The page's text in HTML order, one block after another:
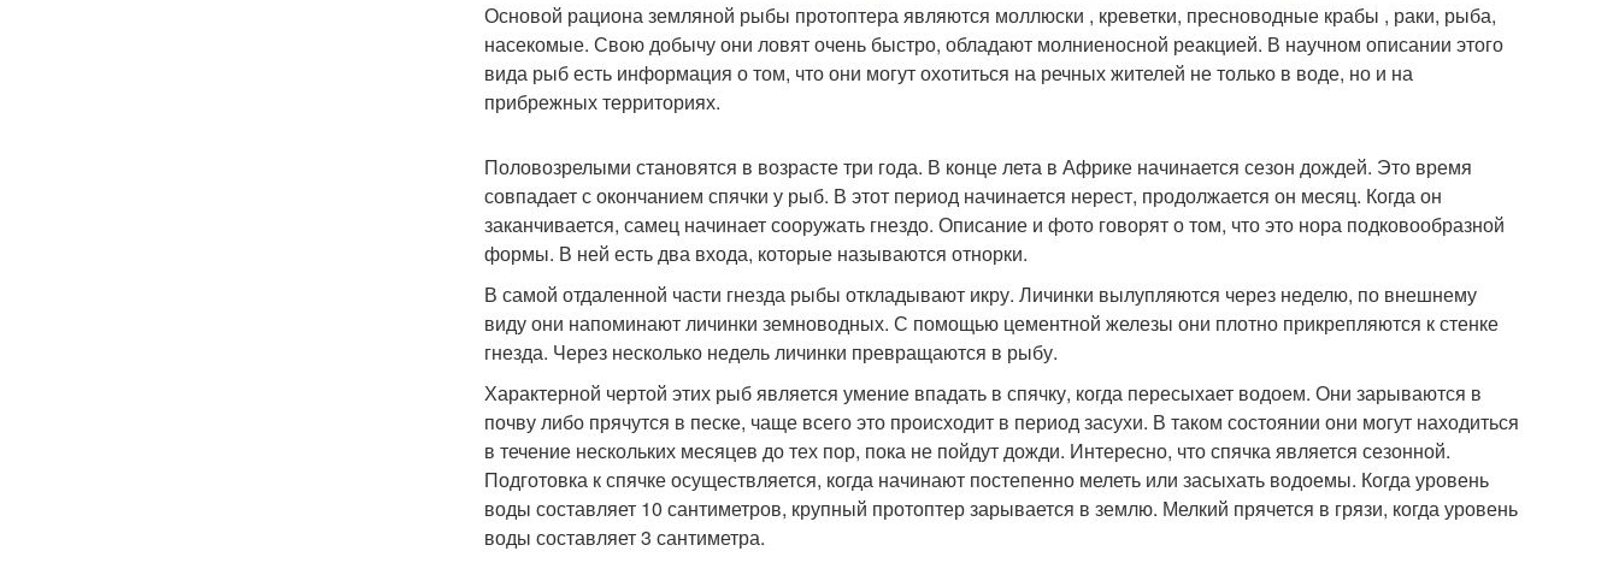
Основой рациона земляной рыбы протоптера являются моллюски , креветки, пресноводные крабы , раки, рыба,
насекомые. Свою добычу они ловят очень быстро, обладают молниеносной реакцией. В научном описании этого
вида рыб есть информация о том, что они могут охотиться на речных жителей не только в воде, но и на
прибрежных территориях.
Половозрелыми становятся в возрасте три года. В конце лета в Африке начинается сезон дождей. Это время
совпадает с окончанием спячки у рыб. В этот период начинается нерест, продолжается он месяц. Когда он
заканчивается, самец начинает сооружать гнездо. Описание и фото говорят о том, что это нора подковообразной
формы. В ней есть два входа, которые называются отнорки.
В самой отдаленной части гнезда рыбы откладывают икру. Личинки вылупляются через неделю, по внешнему
виду они напоминают личинки земноводных. С помощью цементной железы они плотно прикрепляются к стенке
гнезда. Через несколько недель личинки превращаются в рыбу.
Характерной чертой этих рыб является умение впадать в спячку, когда пересыхает водоем. Они зарываются в
почву либо прячутся в песке, чаще всего это происходит в период засухи. В таком состоянии они могут находиться
в течение нескольких месяцев до тех пор, пока не пойдут дожди. Интересно, что спячка является сезонной.
Подготовка к спячке осуществляется, когда начинают постепенно мелеть или засыхать водоемы. Когда уровень
воды составляет 10 сантиметров, крупный протоптер зарывается в землю. Мелкий прячется в грязи, когда уровень
воды составляет 3 сантиметра.